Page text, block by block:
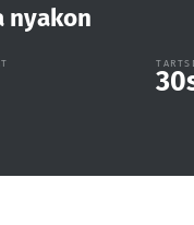
nyakon
30